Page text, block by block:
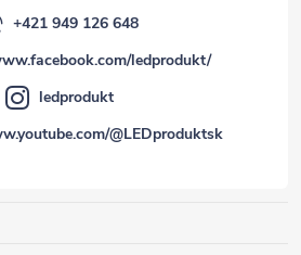
+421 949 126 648
ledprodukt/
ledprodukt
@LEDproduktsk